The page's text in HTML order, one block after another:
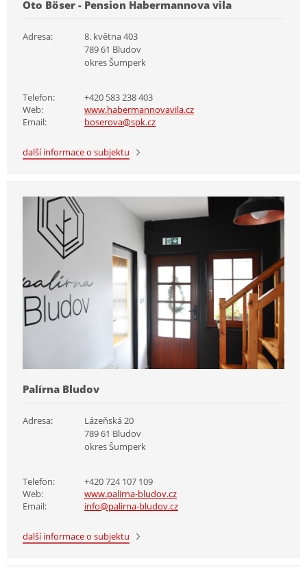
Oto Böser - Pension Habermannova vila
Adresa:
8. května 403
789 61 Bludov
okres Šumperk
Telefon:
+420 583 238 403
Web:
www.habermannovavila.cz
Email:
boserova@spk.cz
další informace o subjektu
Palírna Bludov
Adresa:
Lázeňská 20
789 61 Bludov
okres Šumperk
Telefon:
+420 724 107 109
Web:
www.palirna-bludov.cz
Email:
info@palirna-bludov.cz
další informace o subjektu